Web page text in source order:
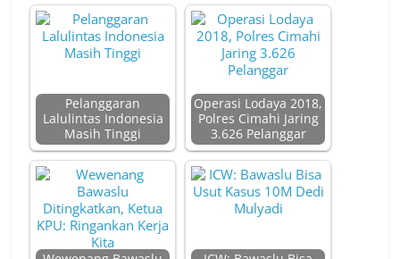
Pelanggaran
Lalulintas Indonesia
Masih Tinggi
Operasi Lodaya 2018,
Polres Cimahi Jaring
3.626 Pelanggar